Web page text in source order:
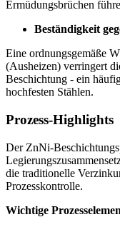
Ermüdungsbrüchen
Beständigkeit
Eine ordnungsgemäße
(Ausheizen) verringert
Beschichtung - ein
hochfesten Stählen.
Prozess-Highlights
Der ZnNi-
die traditionelle
Prozesskontrolle.
Wichtige